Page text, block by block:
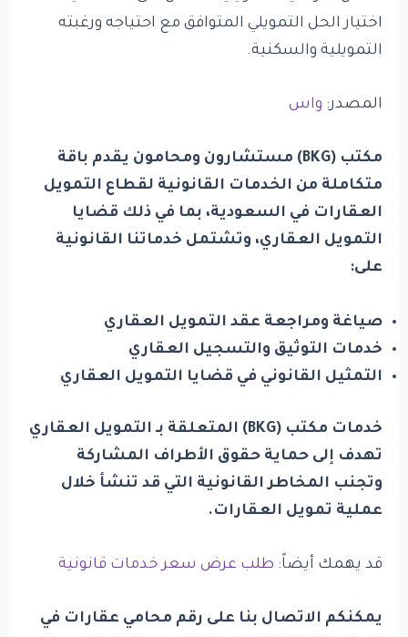
اختيار الحل التمويلي المتوافق مع احتياجه ورغبته
التمويلية والسكنية.
المصدر: واس
مكتب (BKG) مستشارون ومحامون يقدم باقة
متكاملة من الخدمات القانونية لقطاع التمويل
العقارات في السعودية، بما في ذلك قضايا
التمويل العقاري، وتشتمل خدماتنا القانونية
على:
صياغة ومراجعة عقد التمويل العقاري
خدمات التوثيق والتسجيل العقاري
التمثيل القانوني في قضايا التمويل العقاري
خدمات مكتب (BKG) المتعلقة بـ التمويل العقاري
تهدف إلى حماية حقوق الأطراف المشاركة
وتجنب المخاطر القانونية التي قد تنشأ خلال
عملية تمويل العقارات.
قد يهمك أيضاً: طلب عرض سعر خدمات قانونية
يمكنكم الاتصال بنا على رقم محامي عقارات في